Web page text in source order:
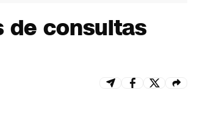
de consultas